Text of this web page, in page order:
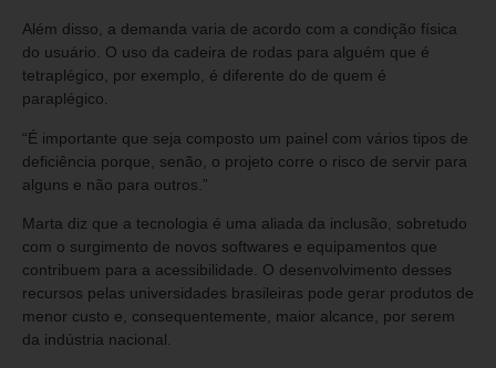
Além disso, a demanda varia de acordo com a condição física
do usuário. O uso da cadeira de rodas para alguém que é
tetraplégico, por exemplo, é diferente do de quem é
paraplégico.
“É importante que seja composto um painel com vários tipos de
deficiência porque, senão, o projeto corre o risco de servir para
alguns e não para outros.”
Marta diz que a tecnologia é uma aliada da inclusão, sobretudo
com o surgimento de novos softwares e equipamentos que
contribuem para a acessibilidade. O desenvolvimento desses
recursos pelas universidades brasileiras pode gerar produtos de
menor custo e, consequentemente, maior alcance, por serem
da indústria nacional.